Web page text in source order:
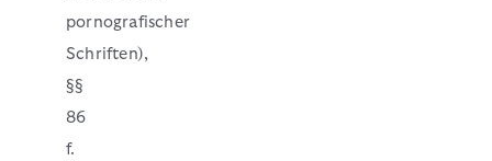
pornografischer
Schriften),
§§
86
f.